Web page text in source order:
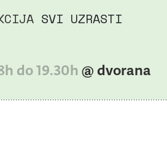
SVI UZRASTI
do 19.30h @ dvorana